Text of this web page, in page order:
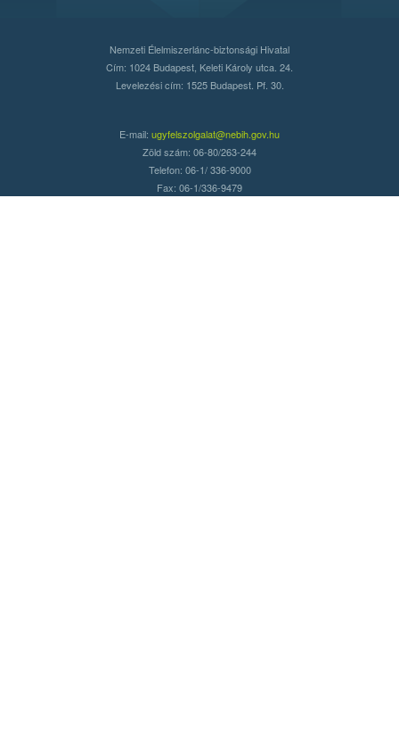
Nemzeti Élelmiszerlánc-biztonsági Hivatal
Cím: 1024 Budapest, Keleti Károly utca. 24.
Levelezési cím: 1525 Budapest. Pf. 30.
E-mail: ugyfelszolgalat@nebih.gov.hu
Zöld szám: 06-80/263-244
Telefon: 06-1/ 336-9000
Fax: 06-1/336-9479